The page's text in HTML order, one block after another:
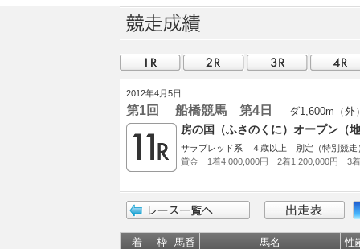
2012年4月5日
第1回 船橋競馬 第4日 ダ1,600m（外
房の国（ふさのくに）オープン
サラブレッド系 ４歳以上 別定（特別競走
賞金 1着4,000,000円 2着1,200,000円 3
着 枠 馬番 馬名
性